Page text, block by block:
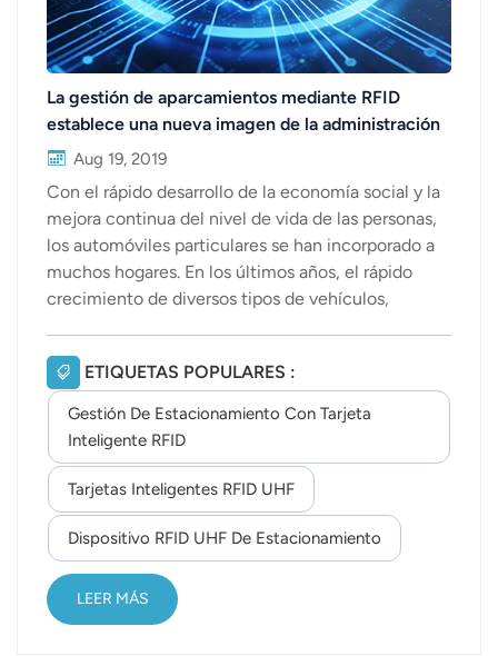
한국어
Türk
Ελληνικά
Polski
แบบไทย
Indonesia
norsk
magyar
La gestión de aparcamientos mediante RFID
establece una nueva imagen de la administración
de propiedades.
Aug 19, 2019
Con el rápido desarrollo de la economía social y la
mejora continua del nivel de vida de las personas,
los automóviles particulares se han incorporado a
muchos hogares. En los últimos años, el rápido
crecimiento de diversos tipos de vehículos,
convertido en un indicador importante de la
mejora económica. Al mismo tiempo, la
construcción de infraestructura de transporte y la
gestión de la seguridad vehicular son un tema
importante al que se enfrenta cada vez más todo
planificador de construcción urbana. La operación
de Tarjeta inteligente RFID La gestión del
estacionamiento se centra en el proceso de
entrada y salida de vehículos de usuarios del
estacionamiento. Basado en la tecnología RFID, el
Etiquetas RFID UHF Las placas de matrícula
ETIQUETAS POPULARES :
Gestión De Estacionamiento Con Tarjeta
Inteligente RFID
Tarjetas Inteligentes RFID UHF
Dispositivo RFID UHF De Estacionamiento
LEER MÁS